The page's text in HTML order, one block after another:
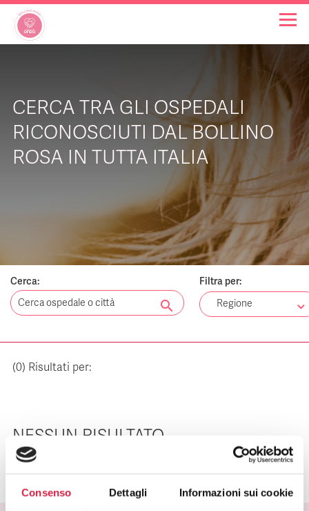
Consenso Dettagli Informazioni sui cookie
INIZIATIVE
NOTIZIE
CHI SIAMO
CERCA TRA GLI OSPEDALI
RICONOSCIUTI DAL BOLLINO
ROSA IN TUTTA ITALIA
Cerca:
search
Filtra per:
Regione
(0) Risultati per:
NESSUN RISULTATO